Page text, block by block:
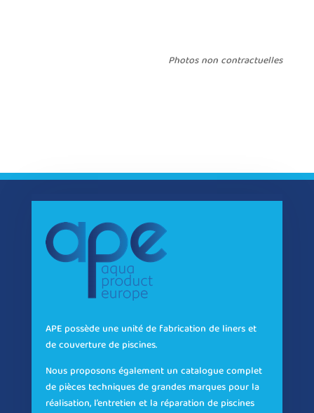
Photos non contractuelles
APE possède une unité de fabrication de liners et
de couverture de piscines.
Nous proposons également un catalogue complet
de pièces techniques de grandes marques pour la
réalisation, l’entretien et la réparation de piscines